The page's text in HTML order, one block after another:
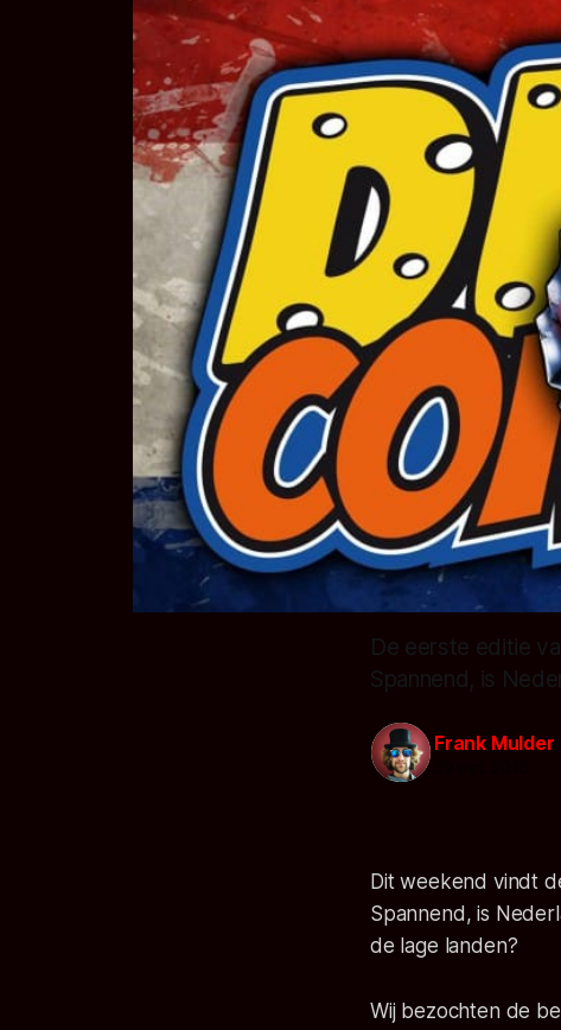
De eerste editie
Spannend, is
Frank Mulder
Dit weekend vindt
Spannend, is
de lage landen?
Wij bezochten de